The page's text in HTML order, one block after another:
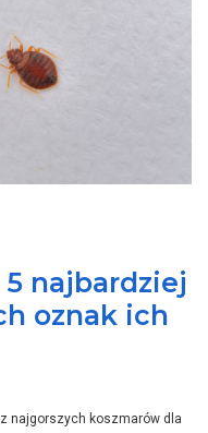
najbardziej
oznak ich
najgorszych koszmarów dla